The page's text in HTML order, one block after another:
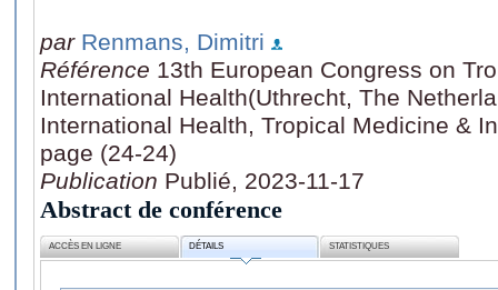
par Renmans, Dimitri
Référence 13th European Congress on
International Health(Uthrecht, The
International Health, Tropical Medicine &
page (24-24)
Publication Publié, 2023-11-17
Abstract de conférence
ACCÈS EN LIGNE DÉTAILS STATISTIQUES